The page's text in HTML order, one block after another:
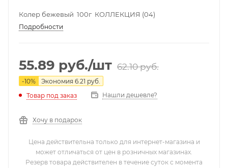
Колер бежевый 100г КОЛЛЕКЦИЯ (04)
Подробности
55.89 руб./шт 62.10руб.
-10% Экономия 6.21 руб.
Товар под заказ
Нашли дешевле?
Хочу в подарок
Цена действительна только для интернет-магазина и
может отличаться от цен в розничных магазинах.
Резерв товара действителен в течение суток с момента